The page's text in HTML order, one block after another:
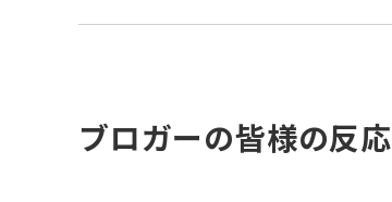
ブロガーの皆様の反応